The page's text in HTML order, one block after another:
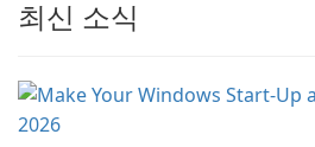
최신 소식